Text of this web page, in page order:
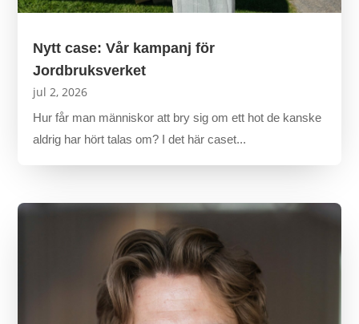
Nytt case: Vår kampanj för
Jordbruksverket
jul 2, 2026
Hur får man människor att bry sig om ett hot de kanske
aldrig har hört talas om? I det här caset...